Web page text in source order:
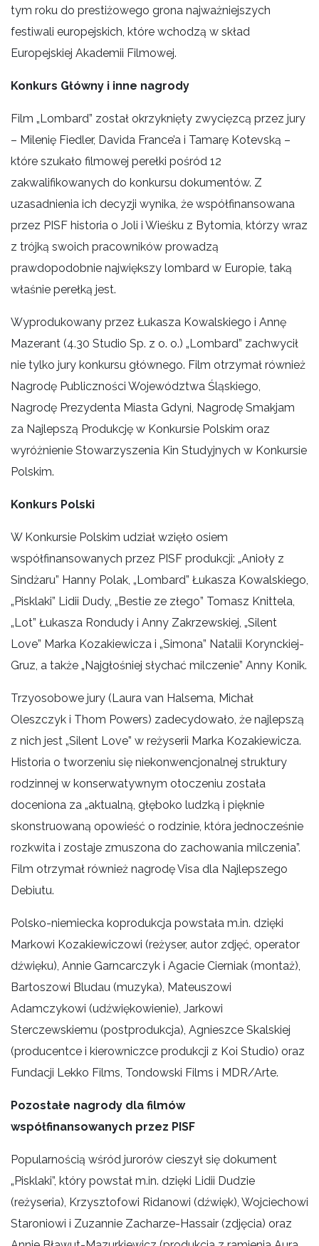
tym roku do prestiżowego grona najważniejszych
festiwali europejskich, które wchodzą w skład
Europejskiej Akademii Filmowej.
Konkurs Główny i inne nagrody
Film „Lombard” został okrzyknięty zwycięzcą przez jury
– Milenię Fiedler, Davida France’a i Tamarę Kotevską –
które szukało filmowej perełki pośród 12
zakwalifikowanych do konkursu dokumentów. Z
uzasadnienia ich decyzji wynika, że współfinansowana
przez PISF historia o Joli i Wieśku z Bytomia, którzy wraz
z trójką swoich pracowników prowadzą
prawdopodobnie największy lombard w Europie, taką
właśnie perełką jest.
Wyprodukowany przez Łukasza Kowalskiego i Annę
Mazerant (4.30 Studio Sp. z o. o.) „Lombard” zachwycił
nie tylko jury konkursu głównego. Film otrzymał również
Nagrodę Publiczności Województwa Śląskiego,
Nagrodę Prezydenta Miasta Gdyni, Nagrodę Smakjam
za Najlepszą Produkcję w Konkursie Polskim oraz
wyróżnienie Stowarzyszenia Kin Studyjnych w Konkursie
Polskim.
Konkurs Polski
W Konkursie Polskim udział wzięło osiem
współfinansowanych przez PISF produkcji: „Anioły z
Sindżaru” Hanny Polak, „Lombard” Łukasza Kowalskiego,
„Pisklaki” Lidii Dudy, „Bestie ze złego” Tomasz Knittela,
„Lot” Łukasza Rondudy i Anny Zakrzewskiej, „Silent
Love” Marka Kozakiewicza i „Simona” Natalii Korynckiej-
Gruz, a także „Najgłośniej słychać milczenie” Anny Konik.
Trzyosobowe jury (Laura van Halsema, Michał
Oleszczyk i Thom Powers) zadecydowało, że najlepszą
z nich jest „Silent Love” w reżyserii Marka Kozakiewicza.
Historia o tworzeniu się niekonwencjonalnej struktury
rodzinnej w konserwatywnym otoczeniu została
doceniona za „aktualną, głęboko ludzką i pięknie
skonstruowaną opowieść o rodzinie, która jednocześnie
rozkwita i zostaje zmuszona do zachowania milczenia”.
Film otrzymał również nagrodę Visa dla Najlepszego
Debiutu.
Polsko-niemiecka koprodukcja powstała m.in. dzięki
Markowi Kozakiewiczowi (reżyser, autor zdjęć, operator
dźwięku), Annie Garncarczyk i Agacie Cierniak (montaż),
Bartoszowi Bludau (muzyka), Mateuszowi
Adamczykowi (udźwiękowienie), Jarkowi
Sterczewskiemu (postprodukcja), Agnieszce Skalskiej
(producentce i kierowniczce produkcji z Koi Studio) oraz
Fundacji Lekko Films, Tondowski Films i MDR/Arte.
Pozostałe nagrody dla filmów
współfinansowanych przez PISF
Popularnością wśród jurorów cieszył się dokument
„Pisklaki”, który powstał m.in. dzięki Lidii Dudzie
(reżyseria), Krzysztofowi Ridanowi (dźwięk), Wojciechowi
Staroniowi i Zuzannie Zacharze-Hassair (zdjęcia) oraz